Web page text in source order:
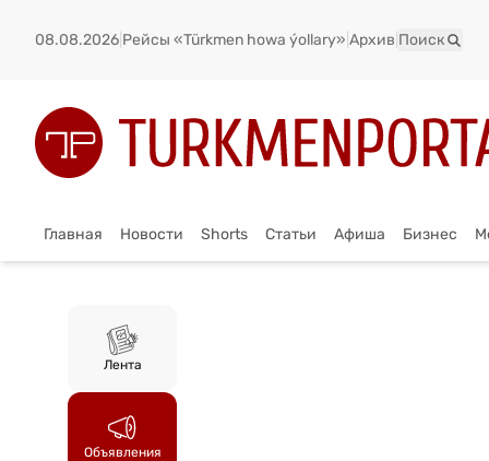
08.08.2026 Рейсы «Türkmen howa ýollary» Архив Поиск
Главная Новости Shorts Статьи Афиша Бизнес
Лента
Объявления